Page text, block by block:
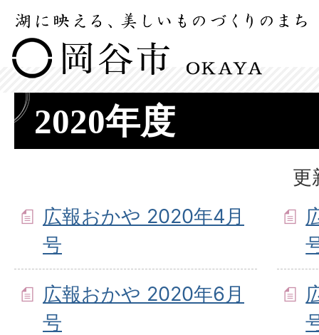
2020年度
更
広報おかや 2020年4月
号
広報おかや 2020年6月
号